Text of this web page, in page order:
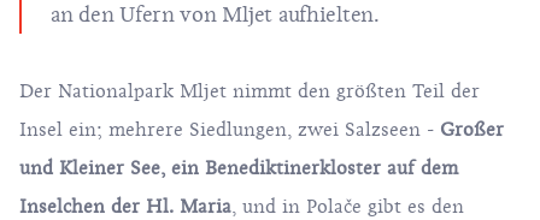
an den Ufern von Mljet aufhielten.
Der Nationalpark Mljet nimmt den größten Teil der
Insel ein; mehrere Siedlungen, zwei Salzseen - Großer
und Kleiner See, ein Benediktinerkloster auf dem
Inselchen der Hl. Maria, und in Polače gibt es den